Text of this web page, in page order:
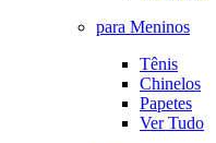
para Meninos
Tênis
Chinelos
Papetes
Ver Tudo